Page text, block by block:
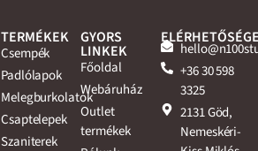
TERMÉKEK
Csempék
Padlólapok
Melegburkolatok
Csaptelepek
Szaniterek
GYORS
LINKEK
Főoldal
Webáruház
Outlet
termékek
+36 30 598
3325
2131 Göd,
Nemeskéri-